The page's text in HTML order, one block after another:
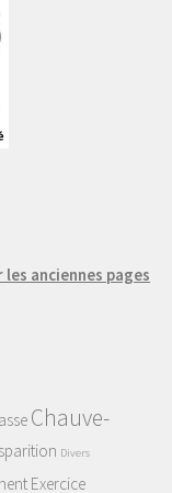
anciennes pages
Chauve-
Divers
Exercice